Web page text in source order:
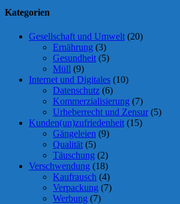
Kategorien
Gesellschaft und Umwelt (20)
Ernährung (3)
Gesundheit (5)
Müll (9)
Internet und Digitales (10)
Datenschutz (6)
Kommerzialisierung (7)
Urheberrecht und Zensur (5)
Kunden(un)zufriedenheit (15)
Gängeleien (9)
Qualität (5)
Täuschung (2)
Verschwendung (18)
Kaufrausch (4)
Verpackung (7)
Werbung (7)